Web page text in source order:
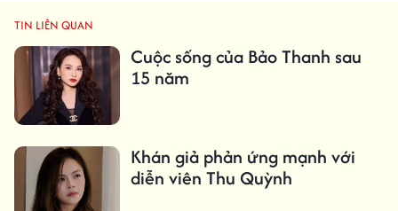
TIN LIÊN QUAN
Cuộc sống của Bảo Thanh sau
15 năm
Khán giả phản ứng mạnh với
diễn viên Thu Quỳnh